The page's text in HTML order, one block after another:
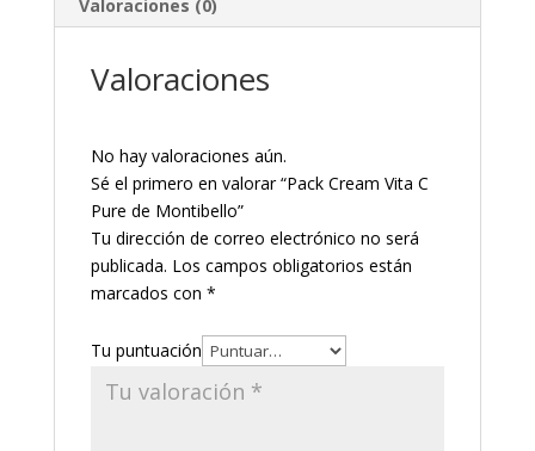
Valoraciones (0)
Valoraciones
No hay valoraciones aún.
Sé el primero en valorar “Pack Cream Vita C
Pure de Montibello”
Tu dirección de correo electrónico no será
publicada. Los campos obligatorios están
marcados con *
Tu puntuación